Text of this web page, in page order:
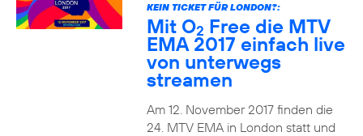
KEIN TICKET FÜR LONDON?:
Mit O2 Free die MTV
EMA 2017 einfach live
von unterwegs
streamen
Am 12. November 2017 finden die
24. MTV EMA in London statt und